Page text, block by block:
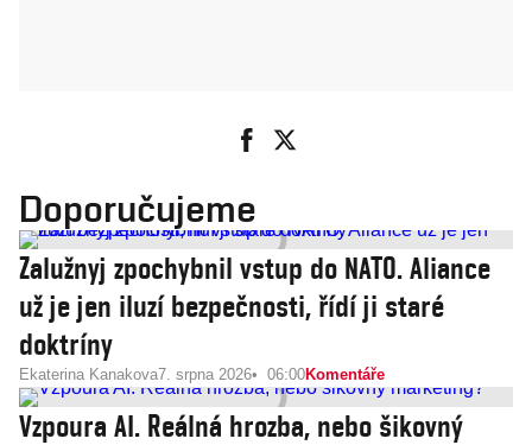
Doporučujeme
Zalužnyj zpochybnil vstup do NATO. Aliance
už je jen iluzí bezpečnosti, řídí ji staré
doktríny
Ekaterina Kanakova7. srpna 2026 06:00Komentáře
Vzpoura AI. Reálná hrozba, nebo šikovný